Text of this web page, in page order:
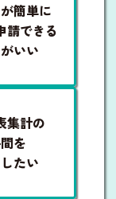
簡単に
請できる
いい
集計の
を
たい